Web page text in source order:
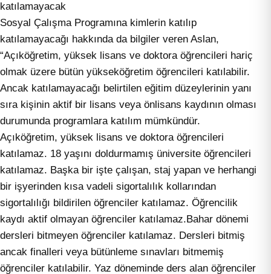
katılamayacak
Sosyal Çalışma Programına kimlerin katılıp
katılamayacağı hakkında da bilgiler veren Aslan,
“Açıköğretim, yüksek lisans ve doktora öğrencileri hariç
olmak üzere bütün yükseköğretim öğrencileri katılabilir.
Ancak katılamayacağı belirtilen eğitim düzeylerinin yanı
sıra kişinin aktif bir lisans veya önlisans kaydının olması
durumunda programlara katılım mümkündür.
Açıköğretim, yüksek lisans ve doktora öğrencileri
katılamaz. 18 yaşını doldurmamış üniversite öğrencileri
katılamaz. Başka bir işte çalışan, staj yapan ve herhangi
bir işyerinden kısa vadeli sigortalılık kollarından
sigortalılığı bildirilen öğrenciler katılamaz. Öğrencilik
kaydı aktif olmayan öğrenciler katılamaz.Bahar dönemi
dersleri bitmeyen öğrenciler katılamaz. Dersleri bitmiş
ancak finalleri veya bütünleme sınavları bitmemiş
öğrenciler katılabilir. Yaz döneminde ders alan öğrenciler